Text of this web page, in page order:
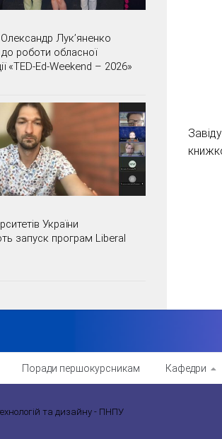
Лук’яненко
роботи обласної
«TED-Ed-Weekend – 2026»
України
запуск програм Liberal
Поради першокурсникам Кафедри
та дизайну - ПНПУ